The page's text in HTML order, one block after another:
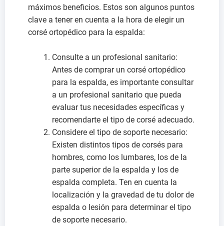
máximos beneficios. Estos son algunos puntos
clave a tener en cuenta a la hora de elegir un
corsé ortopédico para la espalda:
Consulte a un profesional sanitario:
Antes de comprar un corsé ortopédico
para la espalda, es importante consultar
a un profesional sanitario que pueda
evaluar tus necesidades específicas y
recomendarte el tipo de corsé adecuado.
Considere el tipo de soporte necesario:
Existen distintos tipos de corsés para
hombres, como los lumbares, los de la
parte superior de la espalda y los de
espalda completa. Ten en cuenta la
localización y la gravedad de tu dolor de
espalda o lesión para determinar el tipo
de soporte necesario.